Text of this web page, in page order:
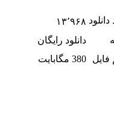
۱۳٬۹۶۸
دانلود رایگان
380 مگابایت